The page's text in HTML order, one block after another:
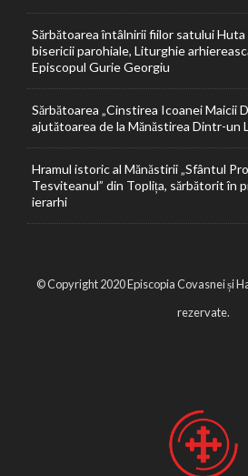
Sărbătoarea întâlnirii fiilor satului
bisericii parohiale, Liturghie
Episcopul Gurie Georgiu
Sărbătoarea „Cinstirea Icoanei Maicii
ajutătoarea de la Mănăstirea Dintr-un
Hramul istoric al Mănăstirii „Sfântul
Tesviteanul” din Toplița, sărbătorit în
ierarhi
© Copyright 2020 Episcopia Covasnei și
rezervate.